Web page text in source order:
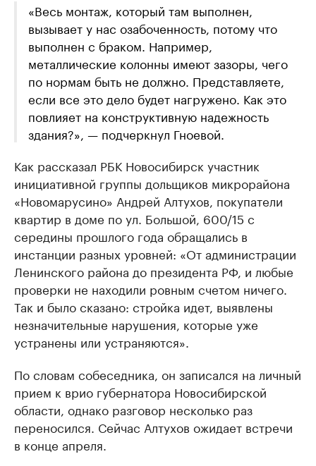
«Весь монтаж, который там выполнен,
вызывает у нас озабоченность, потому что
выполнен с браком. Например,
металлические колонны имеют зазоры, чего
по нормам быть не должно. Представляете,
если все это дело будет нагружено. Как это
повлияет на конструктивную надежность
здания?», — подчеркнул Гноевой.
Как рассказал РБК Новосибирск участник
инициативной группы дольщиков микрорайона
«Новомарусино» Андрей Алтухов, покупатели
квартир в доме по ул. Большой, 600/15 с
середины прошлого года обращались в
инстанции разных уровней: «От администрации
Ленинского района до президента РФ, и любые
проверки не находили ровным счетом ничего.
Так и было сказано: стройка идет, выявлены
незначительные нарушения, которые уже
устранены или устраняются».
По словам собеседника, он записался на личный
прием к врио губернатора Новосибирской
области, однако разговор несколько раз
переносился. Сейчас Алтухов ожидает встречи
в конце апреля.